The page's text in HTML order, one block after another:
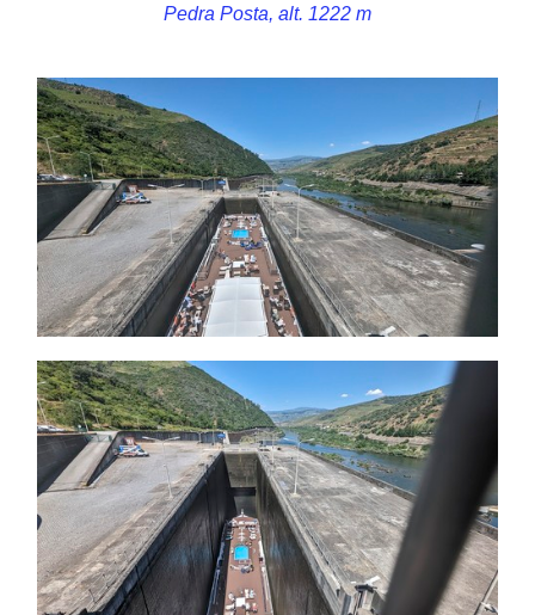
Pedra Posta, alt. 1222 m